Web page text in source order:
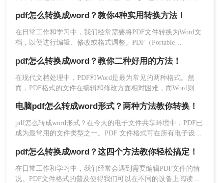
2、打开网址在线转换，点击“选择文件”，将要转换
的PDF文件上传到界面中。
帮助您轻松完成转换任务。
pdf怎么转换成word？教你4种实用转换方法！
在日常工作和学习中，我们经常需要将PDF文件转换为Word文
档，以便进行编辑、修改或格式调整。PDF（Portable
迎，但Word文档则提供了更灵活的编辑功能。那么pdf怎么转
换成word呢？本文将详细介绍几种将PDF转换成Word的高效方
法，帮助用户轻松应对这一需求。
pdf怎么转换成word？教你二种好用的方法！
在现代文档处理中，PDF和Word是最为常见的两种格式。然
而，PDF格式的文件在编辑和修改方面相对困难，而Word则更
格式呢？答案是肯定的。本文将为您详细介绍pdf怎么转换成
word，让您在日常的工作和学习中更加便捷。
电脑pdf怎么转成word形式？两种方法教你转换！
pdf怎么转成word形式？在今天的电子文件共享环境中，PDF已
成为最常用的文件类型之一。PDF 文件格式可在所有电子设备
件格式，但在某些情况下，用户可能需要转换为其他格式，例
如 Microsoft Word 格式。那么电脑pdf怎么转成word形式呢？下
面这2个方法相信有些朋友可以用得上。
pdf怎么转换成word？这四个方法教你轻松搞定！
在日常工作和学习中，我们经常会遇到需要编辑PDF文件的情
况。PDF文件格式的普及使得我们可以在不同的设备上阅读和